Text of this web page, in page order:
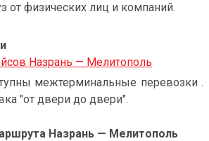
от физических лиц и компаний.
Назрань — Мелитополь
межтерминальные перевозки .
"от двери до двери".
Назрань — Мелитополь